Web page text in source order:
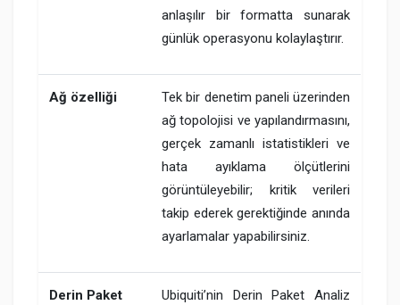
anlaşılır bir formatta sunarak
günlük operasyonu kolaylaştırır.
Ağ özelliği
Tek bir denetim paneli üzerinden
ağ topolojisi ve yapılandırmasını,
gerçek zamanlı istatistikleri ve
hata ayıklama ölçütlerini
görüntüleyebilir; kritik verileri
takip ederek gerektiğinde anında
ayarlamalar yapabilirsiniz.
Derin Paket
Ubiquiti’nin Derin Paket Analiz